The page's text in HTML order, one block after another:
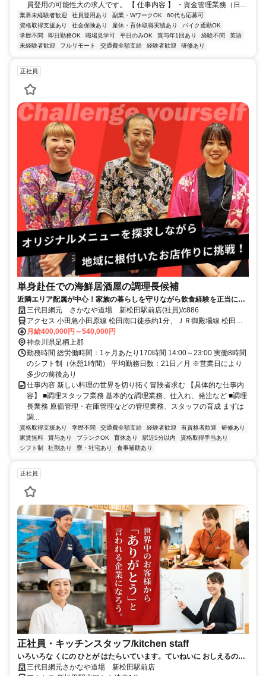
員登用の可能性大の求人です。 【 仕事内容 】 ・資金管理業務（日...
業界未経験者歓迎 社員登用あり 副業・WワークOK
60代も応募可
資格取得支援あり
社会保険あり 産休・育休取得実績あり
バイク通勤OK
学歴不問
即日勤務OK 職場見学可 平日のみOK 賞与年1回あり 経験不問
英語
未経験者歓迎
フルリモート 交通費全額支給 経験者歓迎 研修あり
正社員
単身赴任での海鮮居酒屋の調理長候補
近隣エリア配属が中心！家族の暮らしを守りながら飲食経験を正当に評
価☆三代目網元 さかなや道場 新松田駅前店(社員)/c886
アクセス 小田急小田原線 松田南口徒歩約1分、ＪＲ御殿場線 松田南
口徒歩約1分、小田急小田原線 新松田北口徒歩約1分
月給400,000円～540,000円
神奈川県足柄上郡
勤務時間 総労働時間：1ヶ月あたり170時間 14:00～23:00 実働8時間
のシフト制（休憩1時間） 平均勤務日数：21日／月 ※営業日により
多少の前後あり
仕事内容 新しい料理の世界を切り拓く冒険者求む 【具体的な仕事内
容】 ■調理スタッフ業務 基本的な調理業務、仕入れ、発注など ■調理
長業務 原価管理・在庫管理などの管理業務、スタッフの育成 まずは
調...
資格取得支援あり 学歴不問 交通費全額支給 経験者歓迎 有資格者歓迎
研修あり
家賃無料
賞与あり ブランクOK 育休あり 駅近5分以内
資格取得手当あり
シフト制
社割あり 寮・社宅あり 食事補助あり
正社員
正社員・キッチンスタッフ/kitchen staff
いろいろな くにの ひとが はたらいています。ていねいに おしえるので
あんしんしてください。
三代目網元さかなや道場 新松田駅前店